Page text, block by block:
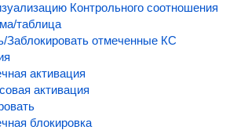
Контрольного соотношения
таблица
Заблокировать отмеченные КС
активация
активация
блокировка